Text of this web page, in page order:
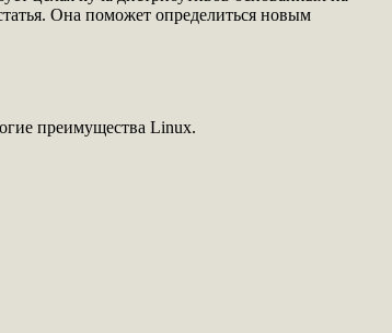
Она поможет определиться новым
преимущества Linux.